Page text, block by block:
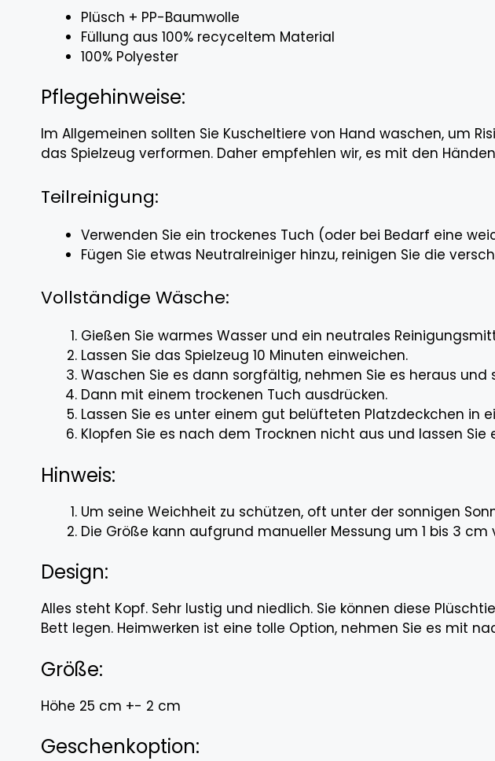
Plüsch + PP-Baumwolle
Füllung aus 100% recyceltem Material
100% Polyester
Pflegehinweise:
Im Allgemeinen sollten Sie Kuscheltiere von Hand waschen, um
das Spielzeug verformen. Daher empfehlen wir, es mit den
Teilreinigung:
Verwenden Sie ein trockenes Tuch (oder bei Bedarf eine
Fügen Sie etwas Neutralreiniger hinzu, reinigen Sie die
Vollständige Wäsche:
Gießen Sie warmes Wasser und ein neutrales
Lassen Sie das Spielzeug 10 Minuten einweichen.
Waschen Sie es dann sorgfältig, nehmen Sie es heraus
Dann mit einem trockenen Tuch ausdrücken.
Lassen Sie es unter einem gut belüfteten Platzdeckchen in
Klopfen Sie es nach dem Trocknen nicht aus und lassen
Hinweis:
Um seine Weichheit zu schützen, oft unter der sonnigen
Die Größe kann aufgrund manueller Messung um 1 bis 3 cm
Design:
Alles steht Kopf. Sehr lustig und niedlich. Sie können diese
Bett legen. Heimwerken ist eine tolle Option, nehmen Sie es mit
Größe:
Höhe 25 cm +- 2 cm
Geschenkoption: